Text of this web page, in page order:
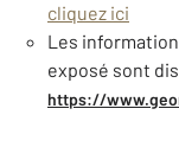
cliquez ici
Les
exposé sont
https://